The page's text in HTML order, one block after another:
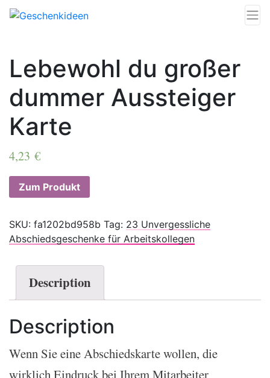
Lebewohl du großer
dummer Aussteiger
Karte
4,23 €
Zum Produkt
SKU: fa1202bd958b Tag: 23 Unvergessliche
Abschiedsgeschenke für Arbeitskollegen
Description
Description
Wenn Sie eine Abschiedskarte wollen, die